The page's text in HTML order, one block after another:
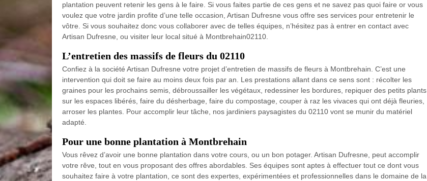
plantation peuvent retenir les gens à le faire. Si vous faites partie de ces gens et ne savez pas quoi faire or vous
voulez que votre jardin profite d’une telle occasion, Artisan Dufresne vous offre ses services pour entretenir le
vôtre. Si vous souhaitez donc vous collaborer avec de telles équipes, n’hésitez pas à entrer en contact avec
Artisan Dufresne, ou visiter leur local situé à Montbrehain02110.
L’entretien des massifs de fleurs du 02110
Confiez à la société Artisan Dufresne votre projet d’entretien de massifs de fleurs à Montbrehain. C’est une
intervention qui doit se faire au moins deux fois par an. Les prestations allant dans ce sens sont : récolter les
graines pour les prochains semis, débroussailler les végétaux, redessiner les bordures, repiquer des petits plants
sur les espaces libérés, faire du désherbage, faire du compostage, couper à raz les vivaces qui ont déjà fleuries,
arroser les plantes. Pour accomplir leur tâche, nos jardiniers paysagistes du 02110 vont se munir du matériel
adapté.
Pour une bonne plantation à Montbrehain
Vous rêvez d’avoir une bonne plantation dans votre cours, ou un bon potager. Artisan Dufresne, peut accomplir
votre rêve, tout en vous proposant des offres abordables. Ses équipes sont aptes à effectuer tout ce dont vous
souhaitez faire à votre plantation, ce sont des expertes, expérimentées et professionnelles dans le domaine de la